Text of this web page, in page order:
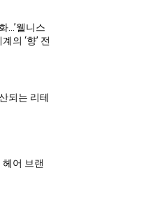
…’웰니스
의 ‘향’ 전
되는 리테
어 브랜